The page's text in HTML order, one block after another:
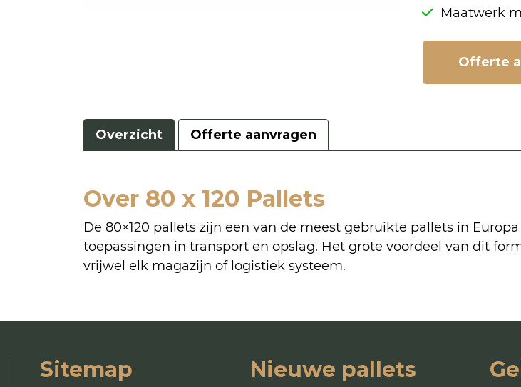
Maatwerk
Offerte
Overzicht Offerte aanvragen
Over 80 x 120 Pallets
De 80×120 pallets zijn een van de meest gebruikte pallets in
toepassingen in transport en opslag. Het grote voordeel van dit
vrijwel elk magazijn of logistiek systeem.
Sitemap Nieuwe pallets